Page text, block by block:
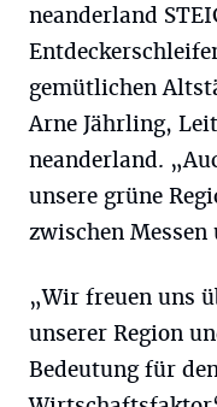
neanderland
gemütlichen
Arne Jährling,
neanderland.
unsere grüne
zwischen Messen
„Wir freuen uns
unserer Region
Bedeutung für